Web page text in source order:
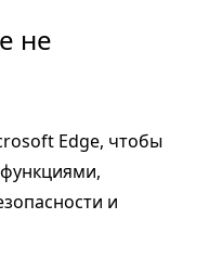
не
Edge, чтобы
и